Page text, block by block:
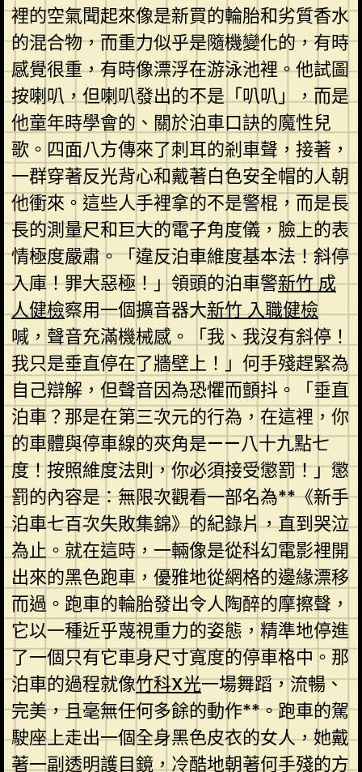
裡的空氣聞起來像是新買的輪胎和劣質香水
的混合物，而重力似乎是隨機變化的，有時
感覺很重，有時像漂浮在游泳池裡。他試圖
按喇叭，但喇叭發出的不是「叭叭」，而是
他童年時學會的、關於泊車口訣的魔性兒
歌。四面八方傳來了刺耳的剎車聲，接著，
一群穿著反光背心和戴著白色安全帽的人朝
他衝來。這些人手裡拿的不是警棍，而是長
長的測量尺和巨大的電子角度儀，臉上的表
情極度嚴肅。「違反泊車維度基本法！斜停
入庫！罪大惡極！」領頭的泊車警新竹 成
人健檢察用一個擴音器大新竹 入職健檢
喊，聲音充滿機械感。「我、我沒有斜停！
我只是垂直停在了牆壁上！」何手殘趕緊為
自己辯解，但聲音因為恐懼而顫抖。「垂直
泊車？那是在第三次元的行為，在這裡，你
的車體與停車線的夾角是——八十九點七
度！按照維度法則，你必須接受懲罰！」懲
罰的內容是：無限次觀看一部名為**《新手
泊車七百次失敗集錦》的紀錄片，直到哭泣
為止。就在這時，一輛像是從科幻電影裡開
出來的黑色跑車，優雅地從網格的邊緣漂移
而過。跑車的輪胎發出令人陶醉的摩擦聲，
它以一種近乎蔑視重力的姿態，精準地停進
了一個只有它車身尺寸寬度的停車格中。那
泊車的過程就像竹科X光一場舞蹈，流暢、
完美，且毫無任何多餘的動作**。跑車的駕
駛座上走出一個全身黑色皮衣的女人，她戴
著一副透明護目鏡，冷酷地朝著何手殘的方